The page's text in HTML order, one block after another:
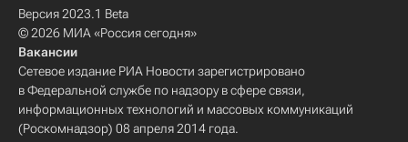
Версия 2023.1 Beta
© 2026 МИА «Россия сегодня»
Вакансии
Сетевое издание РИА Новости зарегистрировано
в Федеральной службе по надзору в сфере связи,
информационных технологий и массовых коммуникаций
(Роскомнадзор) 08 апреля 2014 года.